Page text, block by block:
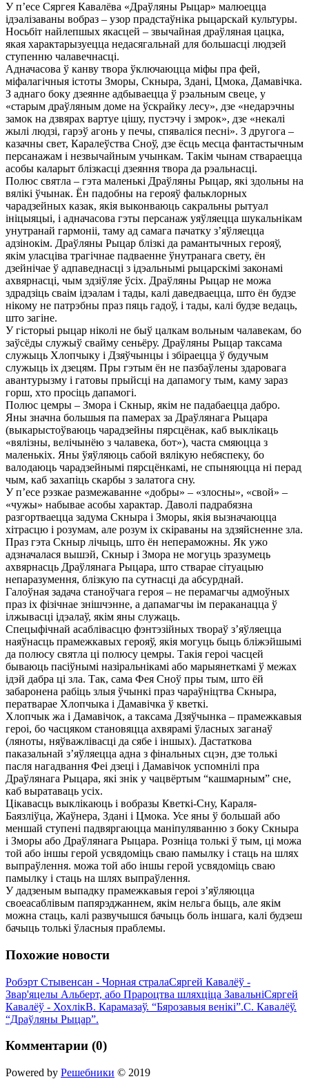
У п’есе Сяргея Кавалёва «Драўляны Рыцар» малюецца
ідэалізаваны вобраз – узор прадстаўніка рыцарскай культуры.
Носьбіт найлепшых якасцей – звычайная драўляная цацка,
якая характарызуецца недасягальнай для большасці людзей
ступенню чалавечнасці.
Адначасова ў канву твора ўключаюцца міфы пра фей,
міфалагічныя істоты Зморы, Скныра, Здані, Цмока, Дамавічка.
З аднаго боку дзеянне адбываецца ў рэальным свеце, у
«старым драўляным доме на ўскрайку лесу», дзе «недарэчны
замок на дзвярах вартуе цішу, пустэчу і змрок», дзе «некалі
жылі людзі, гарэў агонь у печы, спяваліся песні». З другога –
казачны свет, Каралеўства Сноў, дзе ёсць месца фантастычным
персанажам і незвычайным учынкам. Такім чынам ствараецца
асобы каларыт блізкасці дзеяння твора да рэальнасці.
Полюс святла – гэта маленькі Драўляны Рыцар, які здольны на
вялікі ўчынак. Ён падобны на герояў фальклорных
чарадзейных казак, якія выконваюць сакральны рытуал
ініцыяцыі, і адначасова гэты персанаж уяўляецца шукальнікам
унутранай гармоніі, таму ад самага пачатку з’яўляецца
адзінокім. Драўляны Рыцар блізкі да рамантычных герояў,
якім уласціва трагічнае падваенне ўнутранага свету, ён
дзейнічае ў адпаведнасці з ідэальнымі рыцарскімі законамі
ахвярнасці, чым здзіўляе ўсіх. Драўляны Рыцар не можа
здрадзіць сваім ідэалам і тады, калі даведваецца, што ён будзе
нікому не патрэбны праз пяць гадоў, і тады, калі будзе ведаць,
што загіне.
У гісторыі рыцар ніколі не быў цалкам вольным чалавекам, бо
заўсёды служыў свайму сеньёру. Драўляны Рыцар таксама
служыць Хлопчыку і Дзяўчынцы і збіраецца ў будучым
служыць іх дзецям. Пры гэтым ён не пазбаўлены здаровага
авантурызму і гатовы прыйсці на дапамогу тым, каму зараз
горш, хто просіць дапамогі.
Полюс цемры – Змора і Скныр, якім не падабаецца дабро.
Яны значна большыя па памерах за Драўлянага Рыцара
(выкарыстоўваюць чарадзейны пярсцёнак, каб выклікаць
«вялізны, велічынёю з чалавека, бот»), часта смяюцца з
маленькіх. Яны ўяўляюць сабой вялікую небяспеку, бо
валодаюць чарадзейнымі пярсцёнкамі, не спыняюцца ні перад
чым, каб захапіць скарбы з залатога сну.
У п’есе рэзкае размежаванне «добры» – «злосны», «свой» –
«чужы» набывае асобы характар. Даволі падрабязна
разгортваецца задума Скныра і Зморы, якія вызначаюцца
хітрасцю і розумам, але розум іх скіраваны на здзяйсненне зла.
Праз гэта Скныр лічыць, што ён непераможны. Як ужо
адзначалася вышэй, Скныр і Змора не могуць зразумець
ахвярнасць Драўлянага Рыцара, што стварае сітуацыю
непаразумення, блізкую па сутнасці да абсурднай.
Галоўная задача станоўчага героя – не перамагчы адмоўных
праз іх фізічнае знішчэнне, а дапамагчы ім пераканацца ў
ілжывасці ідэалаў, якім яны служаць.
Спецыфічнай асаблівасцю фэнтэзійных твораў з’яўляецца
наяўнасць прамежкавых герояў, якія могуць быць бліжэйшымі
да полюсу святла ці полюсу цемры. Такія героі часцей
бываюць пасіўнымі назіральнікамі або марыянеткамі ў межах
ідэй дабра ці зла. Так, сама Фея Сноў пры тым, што ёй
забаронена рабіць злыя ўчынкі праз чараўніцтва Скныра,
ператварае Хлопчыка і Дамавічка ў кветкі.
Хлопчык жа і Дамавічок, а таксама Дзяўчынка – прамежкавыя
героі, бо часцяком становяцца ахвярамі ўласных заганаў
(ляноты, няўважлівасці да сябе і іншых). Дастаткова
паказальнай з’яўляецца адна з фінальных сцэн, дзе толькі
пасля нагадвання Феі дзеці і Дамавічок успомнілі пра
Драўлянага Рыцара, які знік у чацвёртым “кашмарным” сне,
каб выратаваць усіх.
Цікавасць выклікаюць і вобразы Кветкі-Сну, Караля-
Баязліўца, Жаўнера, Здані і Цмока. Усе яны ў большай або
меншай ступені падвяргаюцца маніпуляванню з боку Скныра
і Зморы або Драўлянага Рыцара. Розніца толькі ў тым, ці можа
той або іншы герой усвядоміць сваю памылку і стаць на шлях
выпраўлення. можа той або іншы герой усвядоміць сваю
памылку і стаць на шлях выпраўлення.
У дадзеным выпадку прамежкавыя героі з’яўляюцца
своеасаблівым папярэджаннем, якім нельга быць, але якім
можна стаць, калі развучышся бачыць боль іншага, калі будзеш
бачыць толькі ўласныя праблемы.
Похожие новости
Робэрт Стывенсан - Чорная стралаСяргей Кавалёў -
Звар'яцелы Альберт, або Прароцтва шляхціца ЗавальніСяргей
Кавалёў - ХохлікВ. Карамазаў. “Бярозавыя венікі”.С. Кавалёў.
“Драўляны Рыцар”.
Комментарии (0)
Powered by Решебники © 2019